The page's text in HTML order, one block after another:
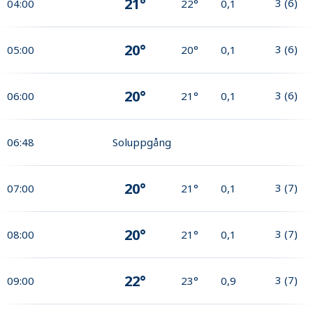
04:00 22° 0,1
05:00 20° 20° 0,1 3 (6)
06:00 20° 21° 0,1 3 (6)
06:48 Soluppgång
07:00 20° 21° 0,1 3 (7)
08:00 20° 21° 0,1 3 (7)
09:00 22° 23° 0,9 3 (7)